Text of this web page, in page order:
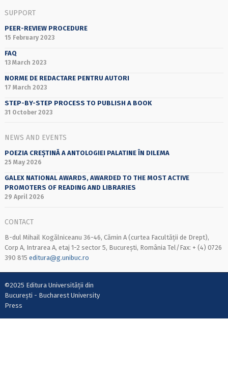
SUPPORT
PEER-REVIEW PROCEDURE
15 February 2023
FAQ
13 March 2023
NORME DE REDACTARE PENTRU AUTORI
17 March 2023
STEP-BY-STEP PROCESS TO PUBLISH A BOOK
31 October 2023
NEWS AND EVENTS
POEZIA CREȘTINĂ A ANTOLOGIEI PALATINE ÎN DILEMA
25 May 2026
GALEX NATIONAL AWARDS, AWARDED TO THE MOST ACTIVE
PROMOTERS OF READING AND LIBRARIES
29 April 2026
CONTACT
B-dul Mihail Kogălniceanu 36-46, Cămin A (curtea Facultății de Drept),
Corp A, Intrarea A, etaj 1-2 sector 5, București, România Tel/Fax: + (4) 0726
390 815 editura@g.unibuc.ro
©2025 Editura Universității din
București - Bucharest University
Press